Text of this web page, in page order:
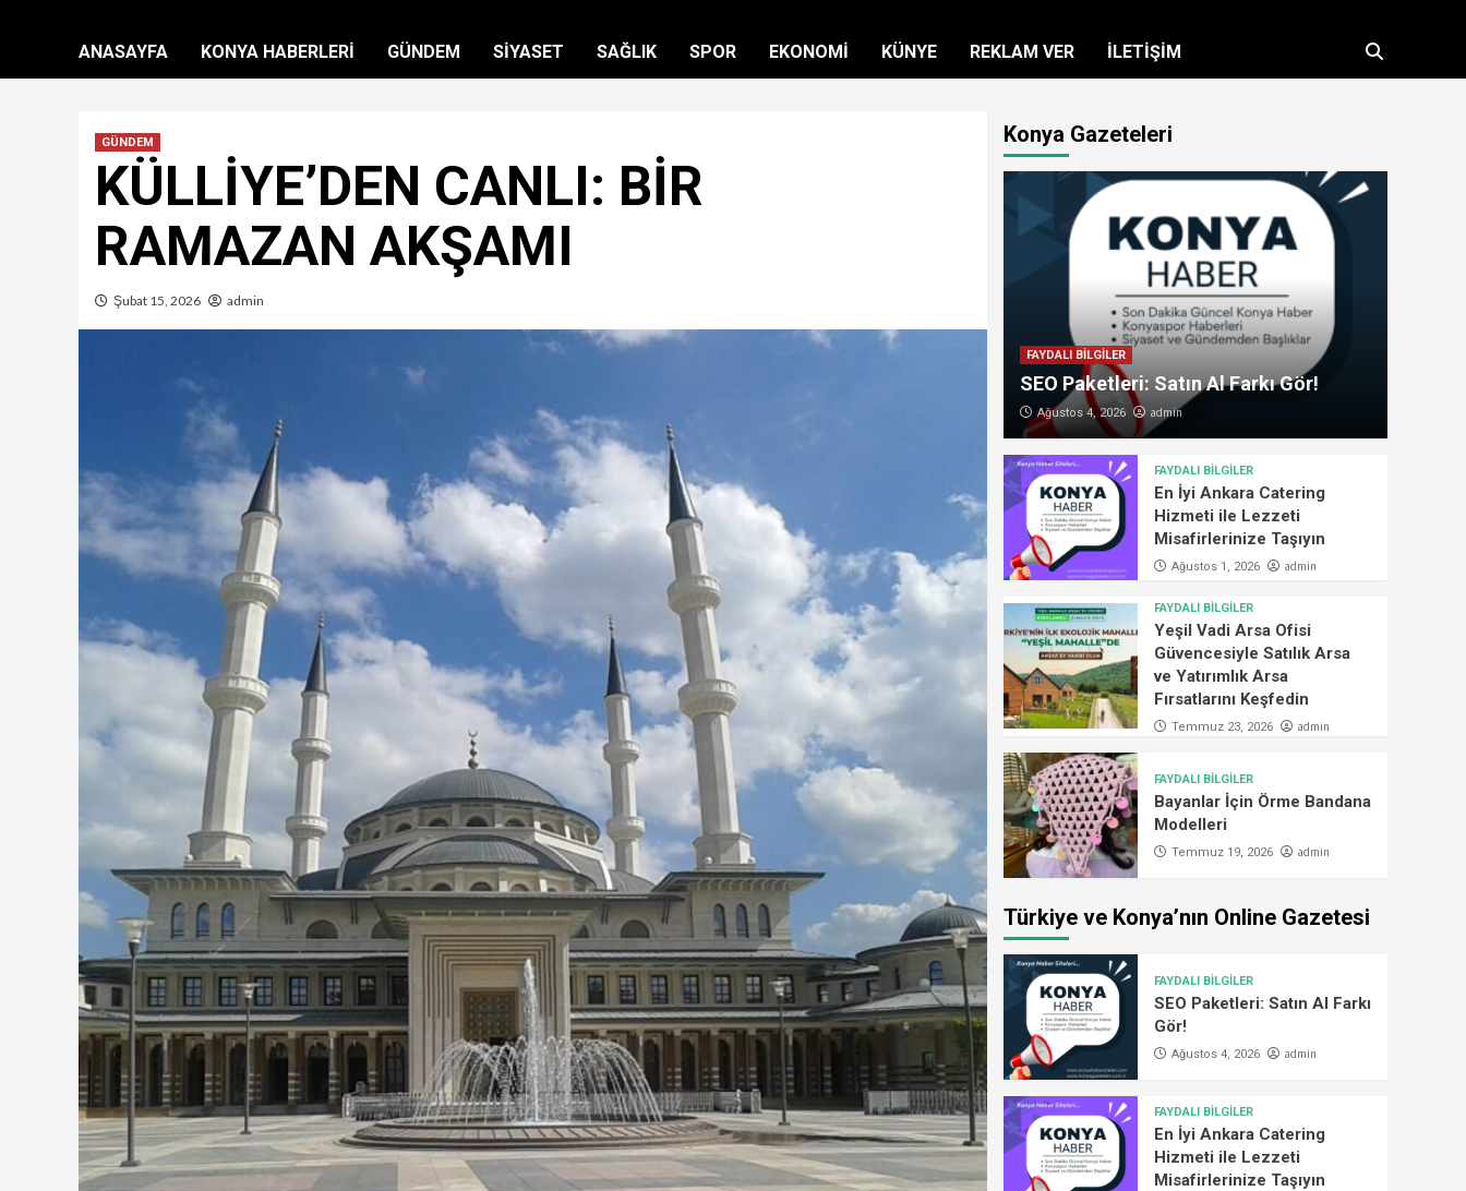
ANASAYFA KONYA HABERLERİ GÜNDEM SİYASET SAĞLIK SPOR EKONOMİ KÜNYE REKLAM VER İLETİŞİM
GÜNDEM
KÜLLİYE’DEN CANLI: BİR
RAMAZAN AKŞAMI
Şubat 15, 2026 admin
Konya Gazeteleri
FAYDALI BİLGİLER
SEO Paketleri: Satın Al Farkı Gör!
Ağustos 4, 2026 admin
FAYDALI BİLGİLER
En İyi Ankara Catering
Hizmeti ile Lezzeti
Misafirlerinize Taşıyın
Ağustos 1, 2026 admin
FAYDALI BİLGİLER
Yeşil Vadi Arsa Ofisi
Güvencesiyle Satılık Arsa
ve Yatırımlık Arsa
Fırsatlarını Keşfedin
Temmuz 23, 2026 admin
FAYDALI BİLGİLER
Bayanlar İçin Örme Bandana
Modelleri
Temmuz 19, 2026 admin
Türkiye ve Konya’nın Online Gazetesi
FAYDALI BİLGİLER
SEO Paketleri: Satın Al Farkı
Gör!
Ağustos 4, 2026 admin
FAYDALI BİLGİLER
En İyi Ankara Catering
Hizmeti ile Lezzeti
Misafirlerinize Taşıyın